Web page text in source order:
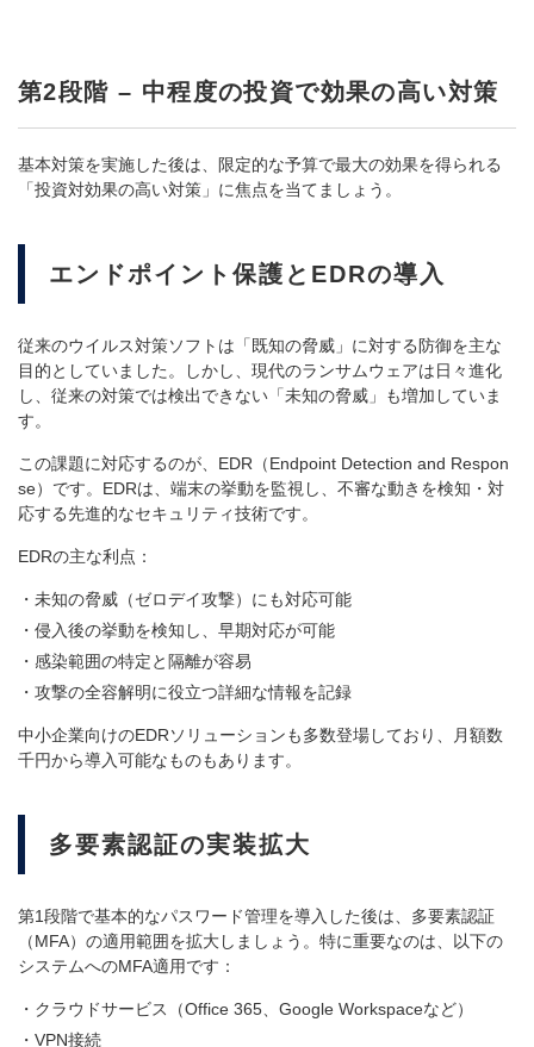
第2段階 – 中程度の投資で効果の高い対策
基本対策を実施した後は、限定的な予算で最大の効果を得られる
「投資対効果の高い対策」に焦点を当てましょう。
エンドポイント保護とEDRの導入
従来のウイルス対策ソフトは「既知の脅威」に対する防御を主な
目的としていました。しかし、現代のランサムウェアは日々進化
し、従来の対策では検出できない「未知の脅威」も増加していま
す。
この課題に対応するのが、EDR（Endpoint Detection and Respon
se）です。EDRは、端末の挙動を監視し、不審な動きを検知・対
応する先進的なセキュリティ技術です。
EDRの主な利点：
未知の脅威（ゼロデイ攻撃）にも対応可能
侵入後の挙動を検知し、早期対応が可能
感染範囲の特定と隔離が容易
攻撃の全容解明に役立つ詳細な情報を記録
中小企業向けのEDRソリューションも多数登場しており、月額数
千円から導入可能なものもあります。
多要素認証の実装拡大
第1段階で基本的なパスワード管理を導入した後は、多要素認証
（MFA）の適用範囲を拡大しましょう。特に重要なのは、以下の
システムへのMFA適用です：
クラウドサービス（Office 365、Google Workspaceなど）
VPN接続